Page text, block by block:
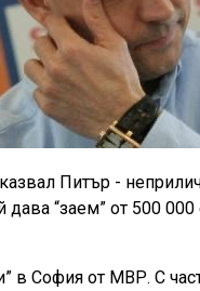
Питър -
дава “заем” от 500
в София от МВР. С